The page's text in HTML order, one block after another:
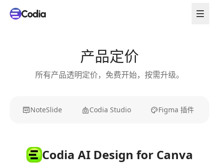
产品定价
所有产品透明定价，免费开始，按需升级。
NoteSlide Codia Studio Figma 插件
Codia AI Design for Canva